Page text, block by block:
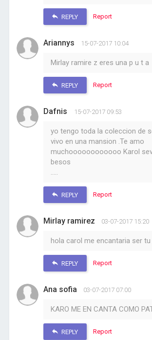
REPLY Report
Ariannys 15-07-2017 10:04
Mirlay ramire z eres una p u t a
REPLY Report
Dafnis 15-07-2017 09:53
yo tengo toda la coleccion de
vivo en una mansion .Te amo
muchoooooooooooo Karol
besos
.....
REPLY Report
Mirlay ramirez 03-07-2017 15:20
hola carol me encantaria ser tu
REPLY Report
Ana sofia 03-07-2017 07:00
KARO ME EN CANTA COMO
REPLY Report